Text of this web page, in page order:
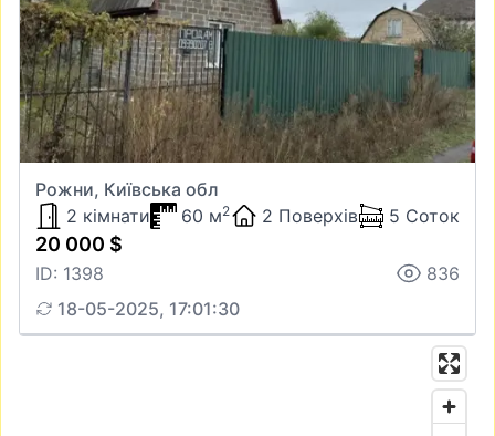
Рожни, Київська обл
2 кімнати
60 м2 2 Поверхів 5 Соток
20 000 $
ID: 1398
836
18-05-2025, 17:01:30